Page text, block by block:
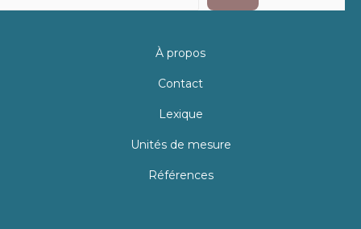
À propos
Contact
Lexique
Unités de mesure
Références